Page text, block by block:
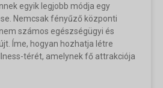
egyik legjobb módja egy
Nemcsak fényűző központi
számos egészségügyi és
Íme, hogyan hozhatja létre
térét, amelynek fő attrakciója